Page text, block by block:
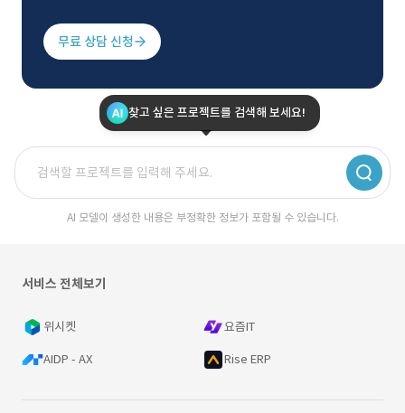
무료 상담 신청
찾고 싶은 프로젝트를 검색해 보세요!
AI 모델이 생성한 내용은 부정확한 정보가 포함될 수 있습니다.
서비스 전체보기
위시켓 요즘IT
AIDP - AX Rise ERP